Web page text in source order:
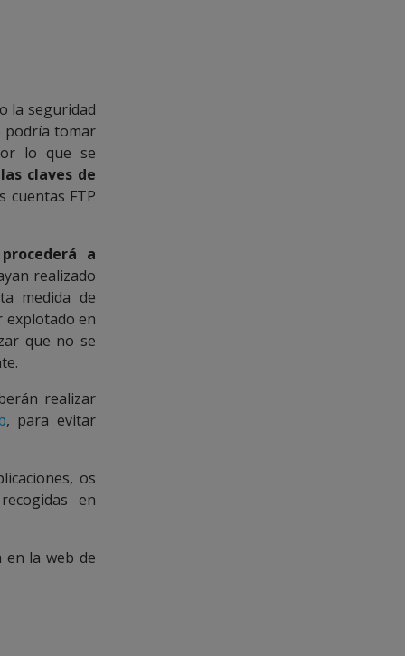
la seguridad
podría tomar
lo que se
claves de
cuentas FTP
a
realizado
medida de
explotado en
que no se
realizar
, para evitar
os
en
en la web de